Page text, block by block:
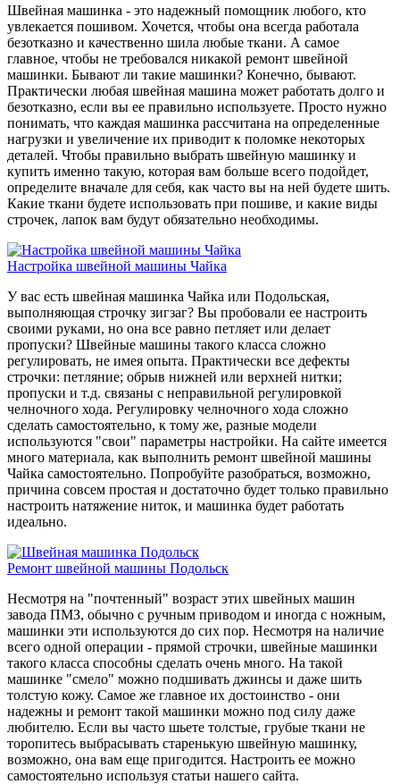
Швейная машинка - это надежный помощник любого, кто
увлекается пошивом. Хочется, чтобы она всегда работала
безотказно и качественно шила любые ткани. А самое
главное, чтобы не требовался никакой ремонт швейной
машинки. Бывают ли такие машинки? Конечно, бывают.
Практически любая швейная машина может работать долго и
безотказно, если вы ее правильно используете. Просто нужно
понимать, что каждая машинка рассчитана на определенные
нагрузки и увеличение их приводит к поломке некоторых
деталей. Чтобы правильно выбрать швейную машинку и
купить именно такую, которая вам больше всего подойдет,
определите вначале для себя, как часто вы на ней будете шить.
Какие ткани будете использовать при пошиве, и какие виды
строчек, лапок вам будут обязательно необходимы.
Настройка швейной машины Чайка
У вас есть швейная машинка Чайка или Подольская,
выполняющая строчку зигзаг? Вы пробовали ее настроить
своими руками, но она все равно петляет или делает
пропуски? Швейные машины такого класса сложно
регулировать, не имея опыта. Практически все дефекты
строчки: петляние; обрыв нижней или верхней нитки;
пропуски и т.д. связаны с неправильной регулировкой
челночного хода. Регулировку челночного хода сложно
сделать самостоятельно, к тому же, разные модели
используются "свои" параметры настройки. На сайте имеется
много материала, как выполнить ремонт швейной машины
Чайка самостоятельно. Попробуйте разобраться, возможно,
причина совсем простая и достаточно будет только правильно
настроить натяжение ниток, и машинка будет работать
идеально.
Ремонт швейной машины Подольск
Несмотря на "почтенный" возраст этих швейных машин
завода ПМЗ, обычно с ручным приводом и иногда с ножным,
машинки эти используются до сих пор. Несмотря на наличие
всего одной операции - прямой строчки, швейные машинки
такого класса способны сделать очень много. На такой
машинке "смело" можно подшивать джинсы и даже шить
толстую кожу. Самое же главное их достоинство - они
надежны и ремонт такой машинки можно под силу даже
любителю. Если вы часто шьете толстые, грубые ткани не
торопитесь выбрасывать старенькую швейную машинку,
возможно, она вам еще пригодится. Настроить ее можно
самостоятельно используя статьи нашего сайта.